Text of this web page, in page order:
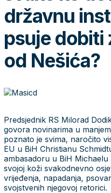
državnu
psuje dobiti
od Nešića?
Predsjednik RS Milorad
govora novinarima u
poznato je svima, naročito
EU u BiH Christianu
ambasadoru u BiH
svojoj koži svakodnevno
vrijeđenja, napadanja,
svojstvenih njegovoj retorici.